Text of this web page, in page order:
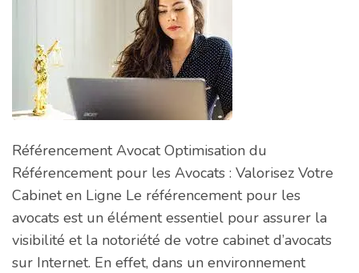
Référencement Avocat Optimisation du
Référencement pour les Avocats : Valorisez Votre
Cabinet en Ligne Le référencement pour les
avocats est un élément essentiel pour assurer la
visibilité et la notoriété de votre cabinet d’avocats
sur Internet. En effet, dans un environnement